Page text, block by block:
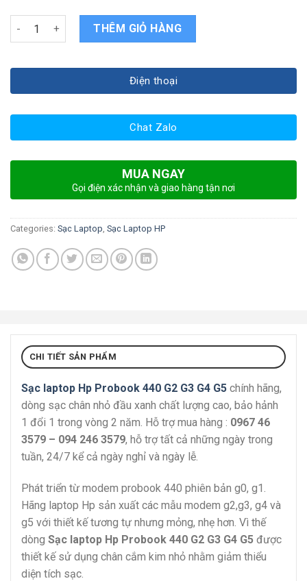
Sạc laptop Hp Probook 440 G2 G3 G4 G5 quantity
THÊM GIỎ HÀNG
Điện thoại
Chat Zalo
MUA NGAY
Gọi điện xác nhận và giao hàng tận nơi
Categories: Sạc Laptop, Sạc Laptop HP
CHI TIẾT SẢN PHẨM
Sạc laptop Hp Probook 440 G2 G3 G4 G5 chính hãng,
dòng sạc chân nhỏ đầu xanh chất lượng cao, bảo hảnh
1 đổi 1 trong vòng 2 năm. Hỗ trợ mua hàng : 0967 46
3579 – 094 246 3579, hỗ trợ tất cả những ngày trong
tuần, 24/7 kể cả ngày nghỉ và ngày lễ.
Phát triển từ modem probook 440 phiên bản g0, g1.
Hãng laptop Hp sản xuất các mẫu modem g2,g3, g4 và
g5 với thiết kế tương tự nhưng mỏng, nhẹ hơn. Vì thế
dòng Sạc laptop Hp Probook 440 G2 G3 G4 G5 được
thiết kế sử dụng chân cắm kim nhỏ nhằm giảm thiểu
diện tích sạc.